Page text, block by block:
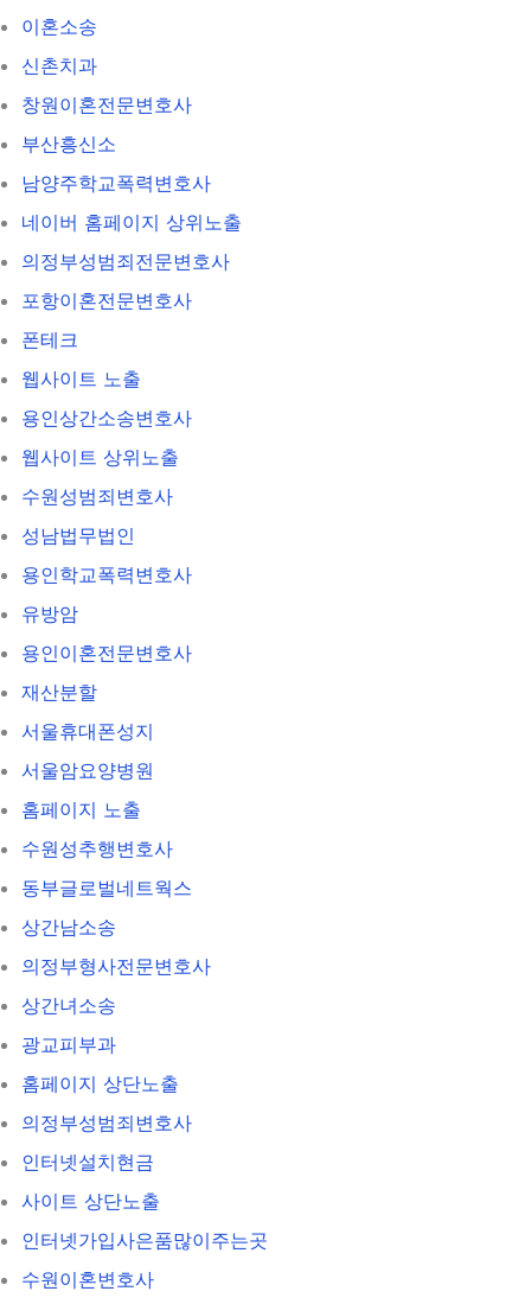
이혼소송
신촌치과
창원이혼전문변호사
부산흥신소
남양주학교폭력변호사
네이버 홈페이지 상위노출
의정부성범죄전문변호사
포항이혼전문변호사
폰테크
웹사이트 노출
용인상간소송변호사
웹사이트 상위노출
수원성범죄변호사
성남법무법인
용인학교폭력변호사
유방암
용인이혼전문변호사
재산분할
서울휴대폰성지
서울암요양병원
홈페이지 노출
수원성추행변호사
동부글로벌네트웍스
상간남소송
의정부형사전문변호사
상간녀소송
광교피부과
홈페이지 상단노출
의정부성범죄변호사
인터넷설치현금
사이트 상단노출
인터넷가입사은품많이주는곳
수원이혼변호사